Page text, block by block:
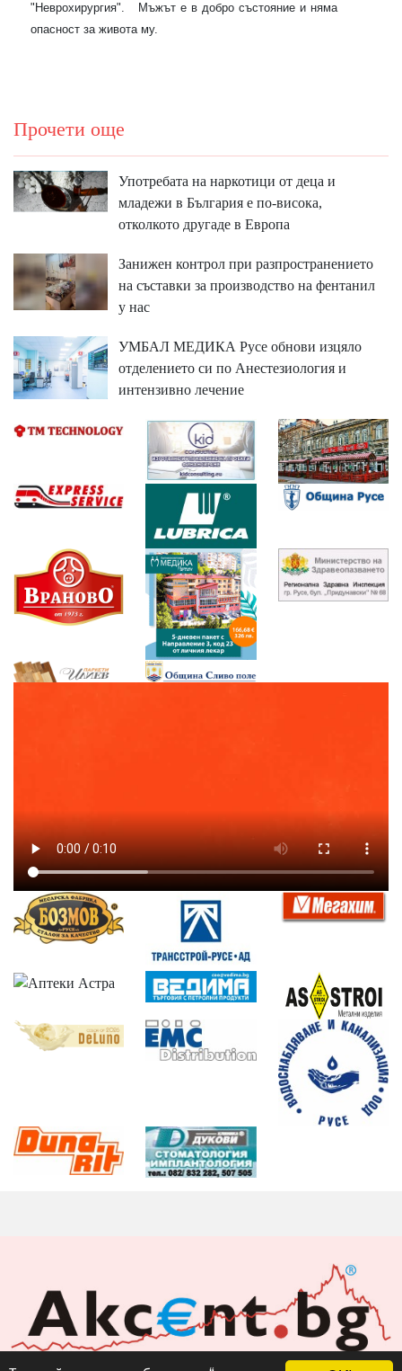
"Неврохирургия".
Мъжът е в добро състояние и няма
опасност за живота му.
Прочети още
Употребата на наркотици от деца и
младежи в България е по-висока,
отколкото другаде в Европа
Занижен контрол при разпространението
на съставки за производство на фентанил
у нас
УМБАЛ МЕДИКА Русе обнови изцяло
отделението си по Анестезиология и
интензивно лечение
Акцент БГ ЕООД